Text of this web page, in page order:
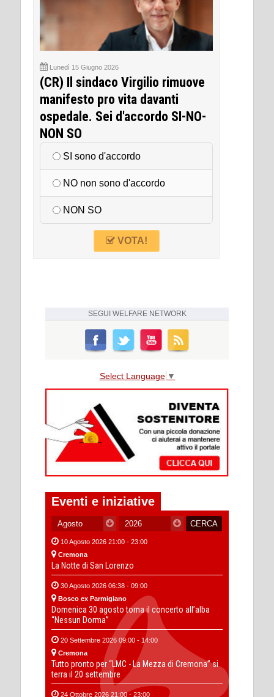
Lunedì 15 Giugno 2026
(CR) Il sindaco Virgilio rimuove
manifesto pro vita davanti
ospedale. Sei d'accordo SI-NO-
NON SO
SI sono d'accordo
NO non sono d'accordo
NON SO
VOTA!
SEGUI WELFARE NETWORK
Select Language ▼
Eventi e iniziative
10 Agosto 2026 21:00 - 23:00
Cremona
La Notte di San Lorenzo
30 Agosto 2026 06:38 - 09:00
Bosco ex Parmigiano
Domenica 30 agosto torna il concerto all’alba
“Nessun Dorma”
20 Settembre 2026 09:00 - 14:00
Cremona
Tutto pronto per “LMC - La Mezza di Cremona” si
terra il 20 settembre
24 Ottobre 2026 21:00 - 23:00